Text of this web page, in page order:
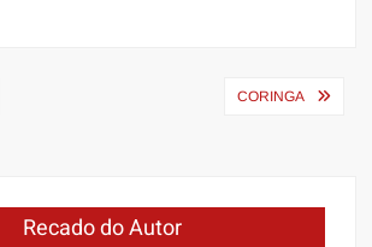
CORINGA
Recado do Autor